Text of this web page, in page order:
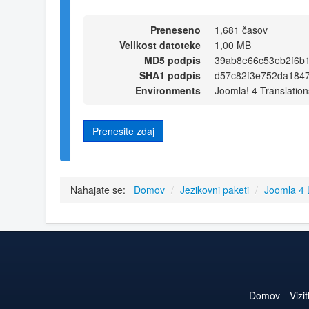
Preneseno
1,681 časov
Velikost datoteke
1,00 MB
MD5 podpis
SHA1 podpis
Environments
Joomla! 4
Prenesite zdaj
Nahajate se: Domov / Jezikovni paketi / Joomla 4
Domov